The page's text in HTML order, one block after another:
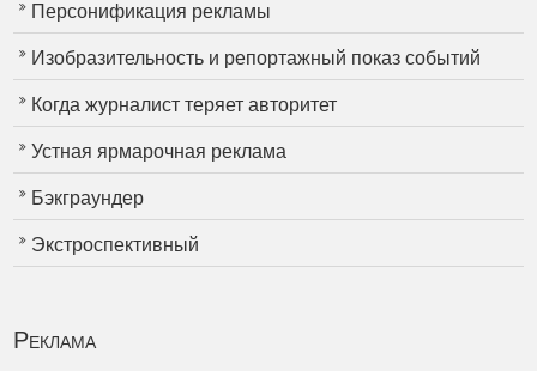
Персонификация рекламы
Изобразительность и репортажный показ событий
Когда журналист теряет авторитет
Устная ярмарочная реклама
Бэкграундер
Экстроспективный
Реклама